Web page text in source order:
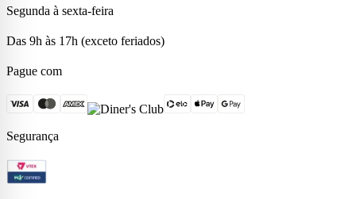
Segunda à sexta-feira
Das 9h às 17h (exceto feriados)
Pague com
Segurança